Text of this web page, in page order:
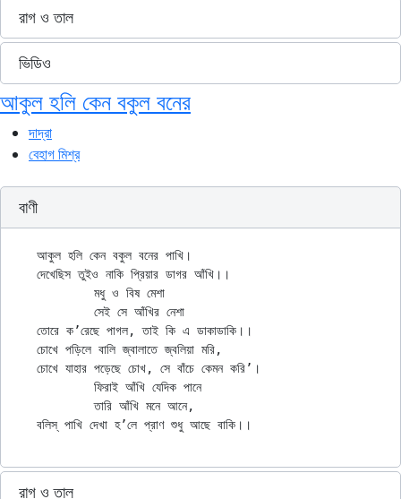
রাগ ও তাল
ভিডিও
আকুল হলি কেন বকুল বনের
দাদ্‌রা
বেহাগ মিশ্র
বাণী
আকুল হলি কেন বকুল বনের পাখি।
দেখেছিস তুইও নাকি প্রিয়ার ডাগর আঁখি।।
তোরে ক’রেছে পাগল, তাই কি এ ডাকাডাকি।।
চোখে পড়িলে বালি জ্বালাতে জ্বলিয়া মরি,
চোখে যাহার পড়েছে চোখ, সে বাঁচে কেমন করি’।
	তারি আঁখি মনে আনে,
রাগ ও তাল